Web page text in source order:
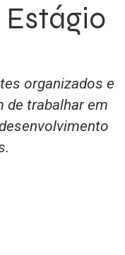
organizados e
de trabalhar em